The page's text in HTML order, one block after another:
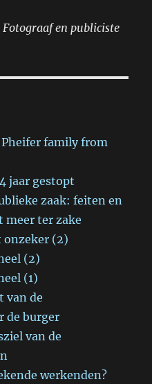
en publiciste
family from
jaar gestopt
zaak: feiten en
meer ter zake
onzeker (2)
(2)
(1)
van de
de burger
van de
werkenden?